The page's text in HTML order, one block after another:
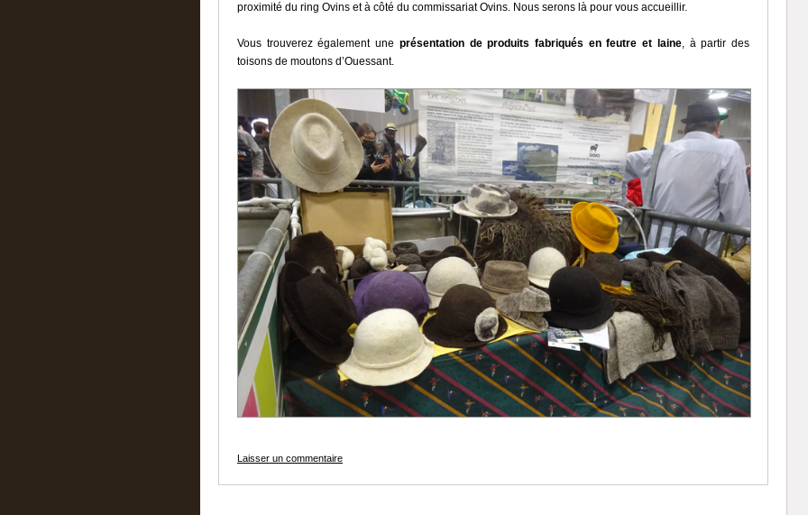
proximité du ring Ovins et à côté du commissariat Ovins. Nous serons là pour vous accueillir.
Vous trouverez également une présentation de produits fabriqués en feutre et laine, à partir des
toisons de moutons d’Ouessant.
Laisser un commentaire